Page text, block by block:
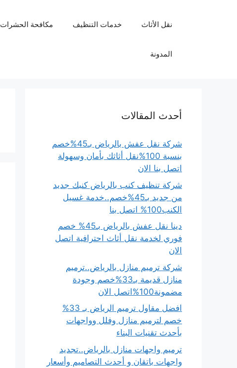
نقل الأثاث خدمات التنظيف مكافحة الحشرات
المدونة
أحدث المقالات
شركة نقل عفش بالرياض بـ45%خصم
بنسبة 100%نقل أثاثك بأمان وسهولة
اتصل بنا الان
شركة تنظيف كنب بالرياض كنبك جديد
من جديد بـ45%خصم..خدمة غسيل
الكنب100% اتصل بنا
دينا نقل عفش بالرياض بـ45% خصم
فوري لخدمة نقل أثاث احترافية اتصل
الان
شركة ترميم منازل بالرياض..ترميم
منازل قديمة بـ33%خصم وجودة
مضمونة100%اتصل الان
افضل مقاول ترميم الرياض بـ 33%
خصم لترميم منازل وفلل وواجهات
بأحدث تقنيات البناء
ترميم واجهات منازل بالرياض..تجديد
واجهات باتقان و أحدث التصاميم وأسعار